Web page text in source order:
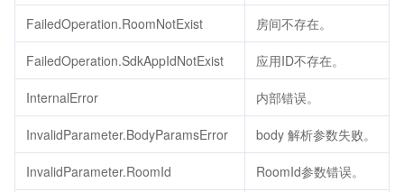
FailedOperation.RoomNotExist 房间不存在。
FailedOperation.SdkAppIdNotExist 应用ID不存在。
InternalError 内部错误。
InvalidParameter.BodyParamsError body 解析参数失败。
InvalidParameter.RoomId RoomId参数错误。